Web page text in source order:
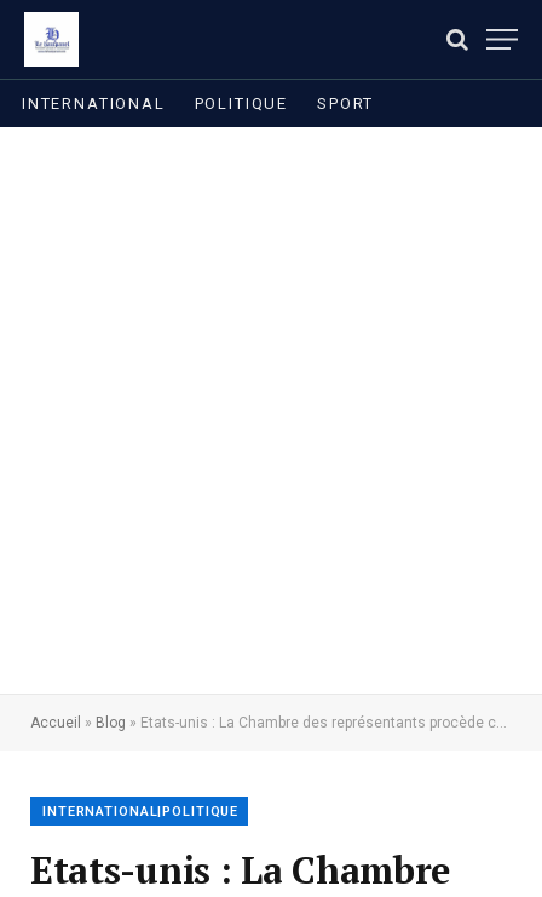
INTERNATIONAL POLITIQUE SPORT
Accueil » Blog » Etats-unis : La Chambre des représentants procède ce mercredi à un vote historique sur la destitution de Trump
INTERNATIONAL|POLITIQUE
Etats-unis : La Chambre